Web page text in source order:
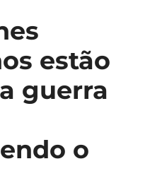
estão
guerra
o